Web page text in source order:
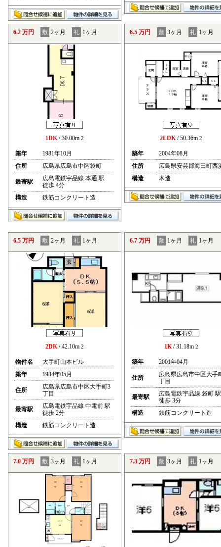
6.2 万円 敷 2ヶ月 礼 1ヶ月
1DK/ 30.00m 2
築年
1981年10月
住所
広島県広島市中区袋町
最寄駅
広島電鉄宇品線 本通 駅
徒歩 4分
構造
鉄筋コンクリート造
6.5 万円 敷 3ヶ月 礼 1ヶ月
2LDK/ 50.36m 2
築年
2004年08月
住所
広島県安芸郡海田町西
構造
木造
6.5 万円 敷 2ヶ月 礼 1ヶ月
2DK/ 42.10m 2
物件名
大手町山本ビル
築年
1984年05月
住所
広島県広島市中区大手町3
丁目
最寄駅
広島電鉄宇品線 中電前 駅
徒歩 2分
構造
鉄筋コンクリート造
6.7 万円 敷 1ヶ月 礼 1ヶ月
1K/ 31.18m 2
築年 2001年04月
住所
広島県広島市中区大手
丁目
最寄駅
広島電鉄宇品線 袋町 駅
徒歩 3分
構造
鉄筋コンクリート造
7.0 万円 敷 3ヶ月 礼 1ヶ月 7.3 万円 敷 3ヶ月 礼 1ヶ月